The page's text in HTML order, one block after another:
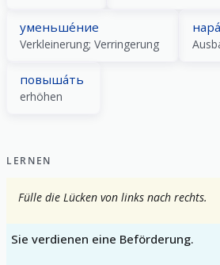
уменьше́ние
Verkleinerung; Verringerung
повыша́ть
erhöhen
LERNEN
Fülle die Lücken von links nach rechts.
Sie verdienen eine Beförderung.